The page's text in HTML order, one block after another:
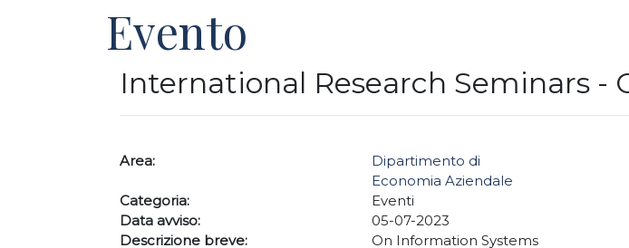
Evento
International Research Seminars -
Area:
Dipartimento di
Economia Aziendale
Categoria:
Eventi
Data avviso:
05-07-2023
Descrizione breve:
On Information Systems